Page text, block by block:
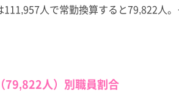
人で常勤換算すると79,822人
79,822人）別職員割合